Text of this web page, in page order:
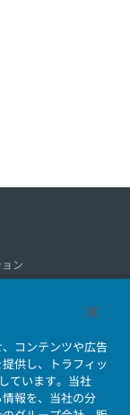
ン
社情報新着一覧
コンテンツや広告
供し、トラフィッ
ています。当社
報を、当社の分